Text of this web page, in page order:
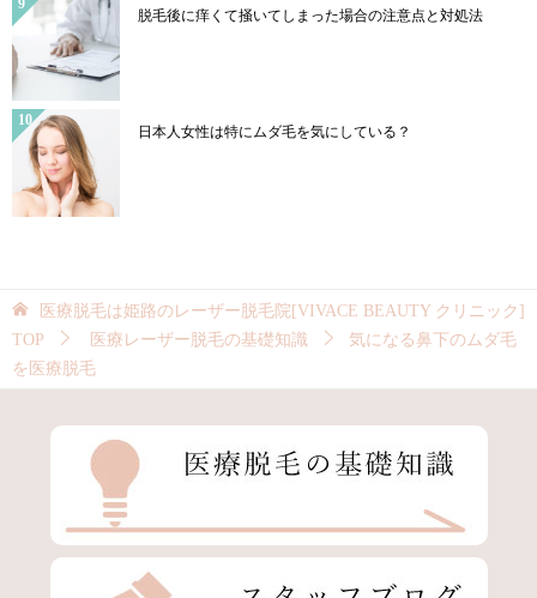
脱毛後に痒くて掻いてしまった場合の注意点と対処法
日本人女性は特にムダ毛を気にしている？
医療脱毛は姫路のレーザー脱毛院[VIVACE BEAUTY クリニック]
TOP
医療レーザー脱毛の基礎知識
気になる鼻下のムダ毛
を医療脱毛